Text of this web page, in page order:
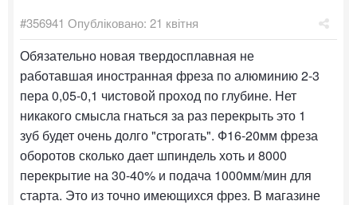
#356941 Опубліковано: 21 квітня
Обязательно новая твердосплавная не
работавшая иностранная фреза по алюминию 2-3
пера 0,05-0,1 чистовой проход по глубине. Нет
никакого смысла гнаться за раз перекрыть это 1
зуб будет очень долго "строгать". Ф16-20мм фреза
оборотов сколько дает шпиндель хоть и 8000
перекрытие на 30-40% и подача 1000мм/мин для
старта. Это из точно имеющихся фрез. В магазине